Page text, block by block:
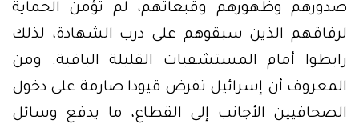
صدورهم وظهورهم وقبعاتهم، لم تؤمن الحماية
لرفاقهم الذين سبقوهم على درب الشهادة، لذلك
رابطوا أمام المستشفيات القليلة الباقية. ومن
المعروف أن إسرائيل تفرض قيودا صارمة على دخول
الصحافيين الأجانب إلى القطاع، ما يدفع وسائل